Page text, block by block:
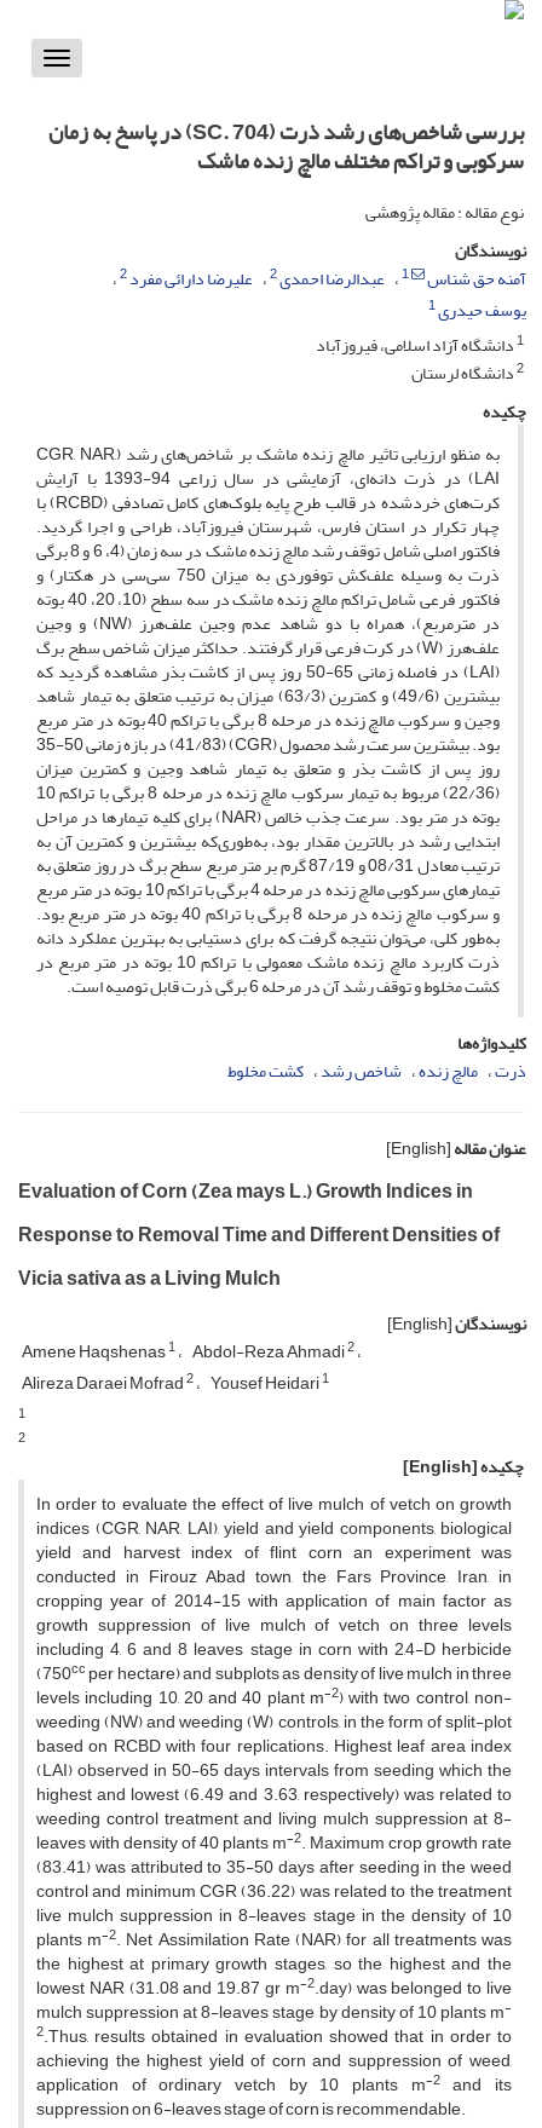
Toggle
بررسی شاخص‌های رشد ذرت (SC. 704) در پاسخ به زمان
سرکوبی و تراکم مختلف مالچ زنده ماشک
نوع مقاله : مقاله پژوهشی
نویسندگان
آمنه حق شناس
1 عبدالرضا احمدی2 علیرضا دارائی مفرد2
یوسف حیدری1
1دانشگاه آزاد اسلامی، فیروزآباد
2دانشگاه لرستان
چکیده
به منظو ارزیابی تاثیر مالچ زنده ماشک بر شاخص‌های رشد (CGR, NAR,
LAI) در ذرت دانه‌ای، آزمایشی در سال زراعی 94-1393 با آرایش
کرت‌های خردشده در قالب طرح پایه بلوک‌های کامل تصادفی (RCBD) با
چهار تکرار در استان فارس، شهرستان فیروزآباد، طراحی و اجرا گردید.
فاکتور اصلی شامل توقف رشد مالچ زنده ماشک در سه زمان (4، 6 و 8 برگی
ذرت به وسیله علف‌کش توفوردی به میزان 750 سی‌سی در هکتار) و
فاکتور فرعی شامل تراکم مالچ زنده ماشک در سه سطح (10، 20، 40 بوته
در مترمربع)، همراه با دو شاهد عدم وجین علف‌هرز (NW) و وجین
علف‌هرز (W) در کرت فرعی قرار گرفتند. حداکثر میزان شاخص سطح برگ
(LAI) در فاصله زمانی 65-50 روز پس از کاشت بذر مشاهده گردید که
بیشترین (49/6) و کمترین (63/3) میزان به ترتیب متعلق به تیمار شاهد
وجین و سرکوب مالچ زنده در مرحله 8 برگی با تراکم 40 بوته در متر مربع
بود. بیشترین سرعت رشد محصول (CGR) (41/83) در بازه زمانی 50-35
روز پس از کاشت بذر و متعلق به تیمار شاهد وجین و کمترین میزان
(22/36) مربوط به تیمار سرکوب مالچ زنده در مرحله 8 برگی با تراکم 10
بوته در متر بود. سرعت جذب خالص (NAR) برای کلیه تیمارها در مراحل
ابتدایی رشد در بالاترین مقدار بود، به‌طوری‌که بیشترین و کمترین آن به
ترتیب معادل 08/31 و 87/19 گرم بر متر مربع سطح برگ در روز متعلق به
تیمارهای سرکوبی مالچ زنده در مرحله 4 برگی با تراکم 10 بوته در متر مربع
و سرکوب مالچ زنده در مرحله 8 برگی با تراکم 40 بوته در متر مربع بود.
به‌طور کلی، می‌توان نتیجه گرفت که برای دستیابی به بهترین عملکرد دانه
ذرت کاربرد مالچ زنده ماشک معمولی با تراکم 10 بوته در متر مربع در
کشت مخلوط و توقف رشد آن در مرحله 6 برگی ذرت قابل توصیه است.
کلیدواژه‌ها
ذرت مالچ زنده شاخص رشد کشت مخلوط
عنوان مقاله[English]
Evaluation of Corn (Zea mays L.) Growth Indices in
Response to Removal Time and Different Densities of
Vicia sativa as a Living Mulch
نویسندگان[English]
Amene Haqshenas1 Abdol-Reza Ahmadi2
Alireza Daraei Mofrad2 Yousef Heidari1
1
2
چکیده[English]
In order to evaluate the effect of live mulch of vetch on growth
indices (CGR, NAR, LAI), yield and yield components, biological
yield and harvest index of flint corn an experiment was
conducted in Firouz Abad town, the Fars Province, Iran, in
cropping year of 2014-15 with application of main factor as
growth suppression of live mulch of vetch on three levels
including 4, 6 and 8 leaves stage in corn with 2,4-D herbicide
(750cc per hectare) and subplots as density of live mulch in three
levels including 10, 20 and 40 plant m-2) with two control, non-
weeding (NW) and weeding (W) controls, in the form of split-plot
based on RCBD with four replications. Highest leaf area index
(LAI) observed in 50-65 days intervals from seeding which the
highest and lowest (6.49 and 3.63, respectively) was related to
weeding control treatment and living mulch suppression at 8-
leaves with density of 40 plants m-2. Maximum crop growth rate
(83.41) was attributed to 35-50 days after seeding in the weed
control and minimum CGR (36.22) was related to the treatment
live mulch suppression in 8-leaves stage in the density of 10
plants m-2. Net Assimilation Rate (NAR) for all treatments was
the highest at primary growth stages, so the highest and the
lowest NAR (31.08 and 19.87 gr m-2.day) was belonged to live
mulch suppression at 8-leaves stage by density of 10 plants m-
2.Thus, results obtained in evaluation showed that in order to
achieving the highest yield of corn and suppression of weed,
application of ordinary vetch by 10 plants m-2and its
suppression on 6-leaves stage of corn is recommendable.